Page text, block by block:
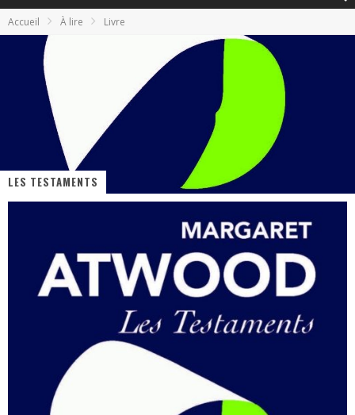
PsyRiver 2026 : la magie revient sur les rives de l’Aar
Assassin's Creed Black Flag Resynced
Accueil À lire Livre
LES TESTAMENTS